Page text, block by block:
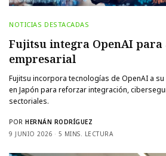
NOTICIAS DESTACADAS
Fujitsu integra OpenAI
empresarial
Fujitsu incorpora tecnologías de OpenAI a
en Japón para reforzar integración,
sectoriales.
POR HERNÁN RODRÍGUEZ
9 JUNIO 2026
5 MINS. LECTURA